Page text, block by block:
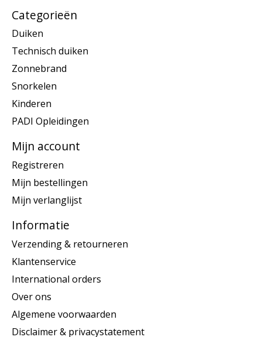
Categorieën
Duiken
Technisch duiken
Zonnebrand
Snorkelen
Kinderen
PADI Opleidingen
Mijn account
Registreren
Mijn bestellingen
Mijn verlanglijst
Informatie
Verzending & retourneren
Klantenservice
International orders
Over ons
Algemene voorwaarden
Disclaimer & privacystatement